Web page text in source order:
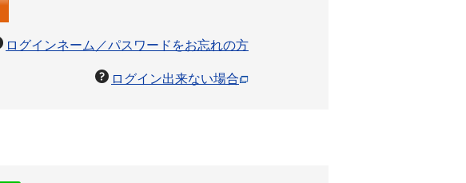
ログインネーム／パスワードをお忘れの方
ログイン出来ない場合